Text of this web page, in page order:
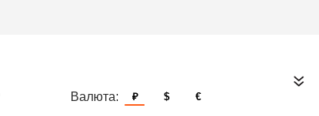
Валюта: ₽ $ €